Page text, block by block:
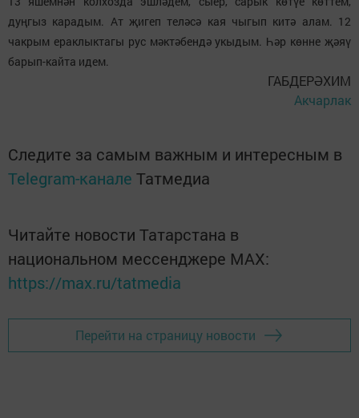
дуңгыз карадым. Ат җигеп теләсә кая чыгып китә алам. 12
чакрым ераклыктагы рус мәктәбендә укыдым. Һәр көнне җәяү
барып-кайта идем.
ГАБДЕРӘХИМ
Акчарлак
Следите за самым важным и интересным в
Telegram-канале Татмедиа
Читайте новости Татарстана в
национальном мессенджере MАХ:
https://max.ru/tatmedia
Перейти на страницу новости